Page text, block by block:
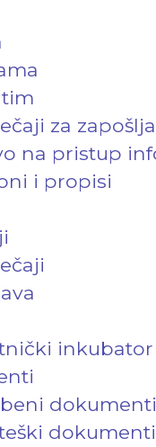
tim
za
na pristup
i propisi
inkubator
dokumenti
dokumenti